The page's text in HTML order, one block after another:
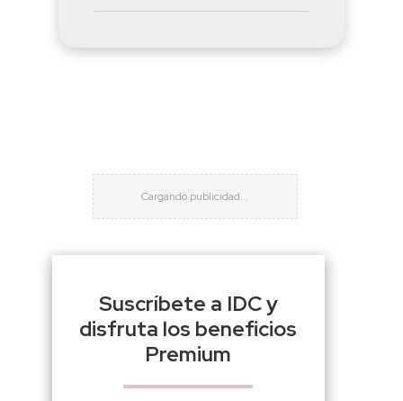
Suscríbete a IDC y
disfruta los beneficios
Premium